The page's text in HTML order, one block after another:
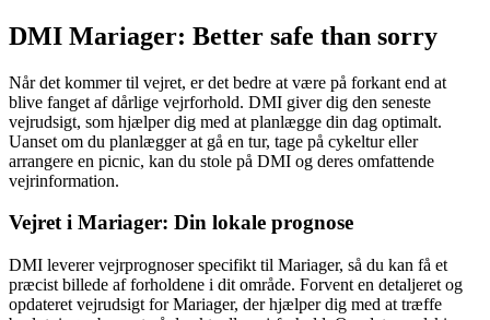
DMI Mariager: Better safe than sorry
Når det kommer til vejret, er det bedre at være på forkant end at
blive fanget af dårlige vejrforhold. DMI giver dig den seneste
vejrudsigt, som hjælper dig med at planlægge din dag optimalt.
Uanset om du planlægger at gå en tur, tage på cykeltur eller
arrangere en picnic, kan du stole på DMI og deres omfattende
vejrinformation.
Vejret i Mariager: Din lokale prognose
DMI leverer vejrprognoser specifikt til Mariager, så du kan få et
præcist billede af forholdene i dit område. Forvent en detaljeret og
opdateret vejrudsigt for Mariager, der hjælper dig med at træffe